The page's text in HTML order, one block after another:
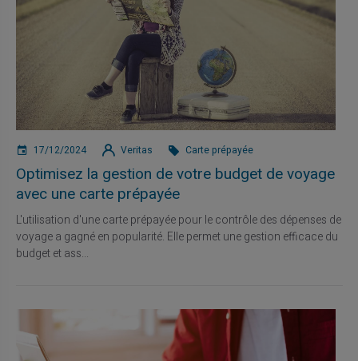
17/12/2024 Veritas Carte prépayée
Optimisez la gestion de votre budget de voyage
avec une carte prépayée
L'utilisation d'une carte prépayée pour le contrôle des dépenses de
voyage a gagné en popularité. Elle permet une gestion efficace du
budget et ass...